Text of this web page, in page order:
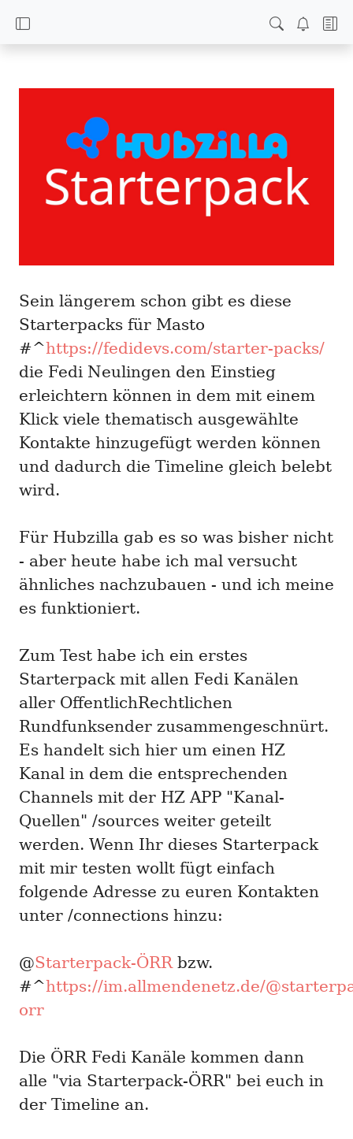
Sein längerem schon gibt es diese
Starterpacks für Masto
#^https://fedidevs.com/starter-packs/
die Fedi Neulingen den Einstieg
erleichtern können in dem mit einem
Klick viele thematisch ausgewählte
Kontakte hinzugefügt werden können
und dadurch die Timeline gleich belebt
wird.
Für Hubzilla gab es so was bisher nicht
- aber heute habe ich mal versucht
ähnliches nachzubauen - und ich meine
es funktioniert.
Zum Test habe ich ein erstes
Starterpack mit allen Fedi Kanälen
aller OffentlichRechtlichen
Rundfunksender zusammengeschnürt.
Es handelt sich hier um einen HZ
Kanal in dem die entsprechenden
Channels mit der HZ APP "Kanal-
Quellen" /sources weiter geteilt
werden. Wenn Ihr dieses Starterpack
mit mir testen wollt fügt einfach
folgende Adresse zu euren Kontakten
unter /connections hinzu:
@Starterpack-ÖRRbzw.
#^https://im.allmendenetz.de/
orr
Die ÖRR Fedi Kanäle kommen dann
alle "via Starterpack-ÖRR" bei euch in
der Timeline an.